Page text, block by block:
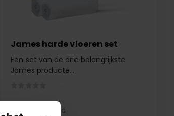
James harde vloeren set
Een set van de drie belangrijkste
James producte...
Op voorraad